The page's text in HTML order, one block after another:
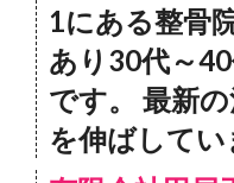
1にある整骨
あり30代～
です。 最新
を伸ばしてい